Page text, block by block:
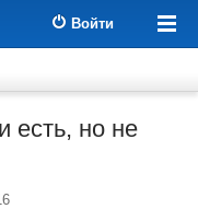
Войти
есть, но не